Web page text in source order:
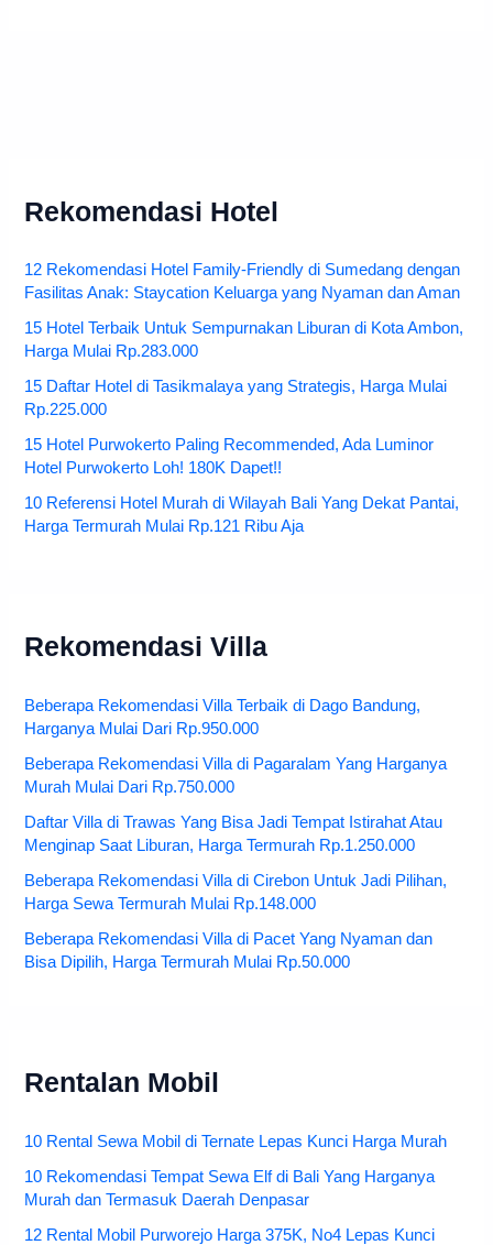
Rekomendasi Hotel
12 Rekomendasi Hotel Family-Friendly di Sumedang dengan
Fasilitas Anak: Staycation Keluarga yang Nyaman dan Aman
15 Hotel Terbaik Untuk Sempurnakan Liburan di Kota Ambon,
Harga Mulai Rp.283.000
15 Daftar Hotel di Tasikmalaya yang Strategis, Harga Mulai
Rp.225.000
15 Hotel Purwokerto Paling Recommended, Ada Luminor
Hotel Purwokerto Loh! 180K Dapet!!
10 Referensi Hotel Murah di Wilayah Bali Yang Dekat Pantai,
Harga Termurah Mulai Rp.121 Ribu Aja
Rekomendasi Villa
Beberapa Rekomendasi Villa Terbaik di Dago Bandung,
Harganya Mulai Dari Rp.950.000
Beberapa Rekomendasi Villa di Pagaralam Yang Harganya
Murah Mulai Dari Rp.750.000
Daftar Villa di Trawas Yang Bisa Jadi Tempat Istirahat Atau
Menginap Saat Liburan, Harga Termurah Rp.1.250.000
Beberapa Rekomendasi Villa di Cirebon Untuk Jadi Pilihan,
Harga Sewa Termurah Mulai Rp.148.000
Beberapa Rekomendasi Villa di Pacet Yang Nyaman dan
Bisa Dipilih, Harga Termurah Mulai Rp.50.000
Rentalan Mobil
10 Rental Sewa Mobil di Ternate Lepas Kunci Harga Murah
10 Rekomendasi Tempat Sewa Elf di Bali Yang Harganya
Murah dan Termasuk Daerah Denpasar
12 Rental Mobil Purworejo Harga 375K, No4 Lepas Kunci